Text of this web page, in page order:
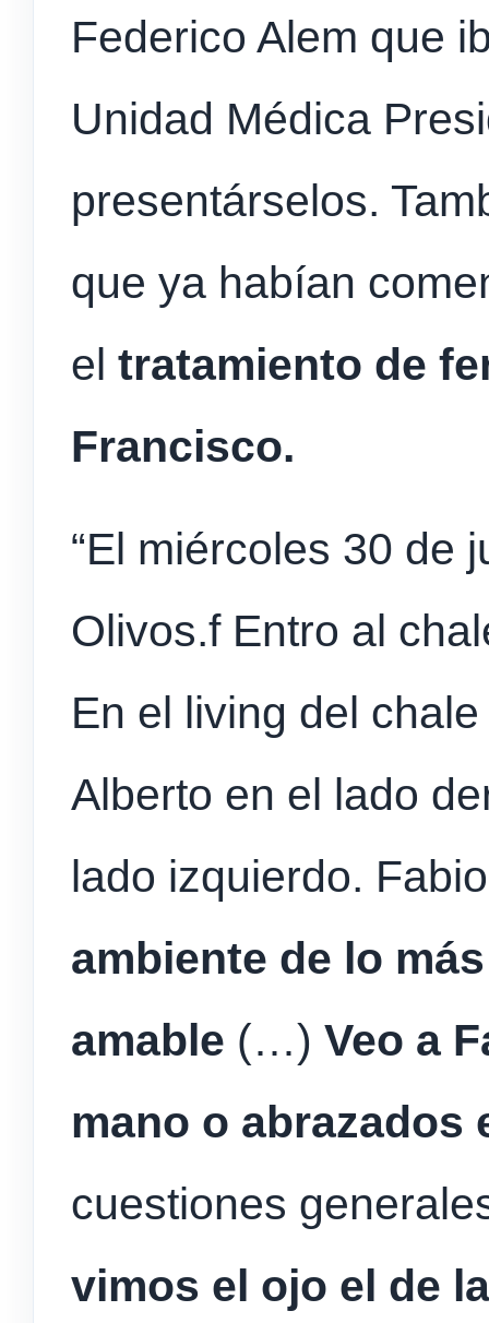
Federico Alem que
Unidad Médica
presentárselos.
que ya habían
el tratamiento de
Francisco.
“El miércoles 30 de
Olivos.f Entro al
En el living del
Alberto en el lado
lado izquierdo.
ambiente de lo
amable (…) Veo a
mano o abrazados
cuestiones
vimos el ojo el de